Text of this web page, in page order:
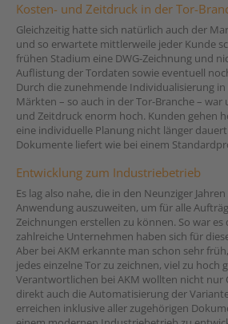
Kosten- und Zeitdruck in der Tor-
Gleichzeitig hatte sich natürlich auch der
und so erwartete mittlerweile jeder Kunde
frühen Stadium eine DWG-Zeichnung und
Auflistung der Tordaten sowie eventuell
Durch die zunehmende Individualisierung
Märkten – so auch in der Tor-Branche – war
und Zeitdruck enorm hoch. Kunden gehen
eine individuelle Planung nicht länger
Dokumente liefert wie bei einem
Entwicklung zum Industriebetrieb
Es lag also nahe, die in den Neunziger
Anwendung auszuweiten, um für alle
Zeichnungen erstellen zu können. So war es
zahlreiche Unternehmen haben sich für
Aber bei AKM erkannte man schon sehr
jedes einzelne Tor zu zeichnen, viel zu hoch
Verantwortlichen bei AKM wollten nicht nur
direkt auch die Automatisierung der
erreichen inklusive aller zugehörigen